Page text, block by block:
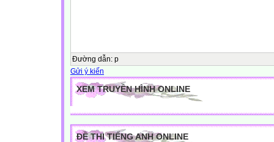
Đường dẫn: p
Gửi ý kiến
XEM TRUYỀN HÌNH ONLINE
ĐỀ THI TIẾNG ANH ONLINE